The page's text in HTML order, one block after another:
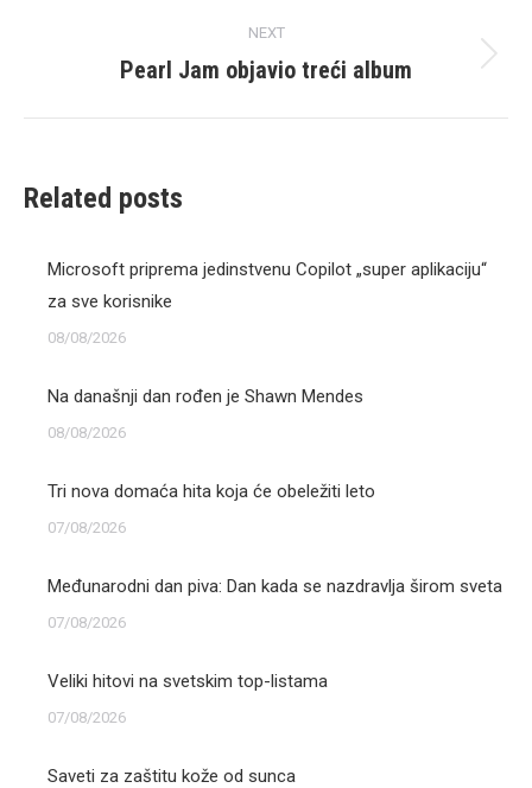
NEXT
Next
Pearl Jam objavio treći album
Related posts
Microsoft priprema jedinstvenu Copilot „super aplikaciju“
za sve korisnike
08/08/2026
Na današnji dan rođen je Shawn Mendes
08/08/2026
Tri nova domaća hita koja će obeležiti leto
07/08/2026
Međunarodni dan piva: Dan kada se nazdravlja širom sveta
07/08/2026
Veliki hitovi na svetskim top-listama
07/08/2026
Saveti za zaštitu kože od sunca